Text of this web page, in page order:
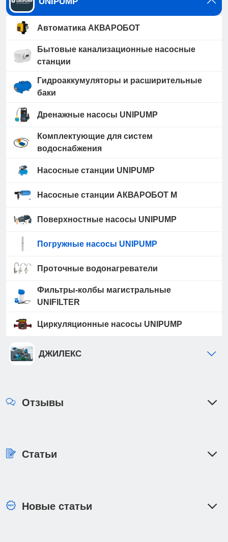
Автоматика АКВАРОБОТ
Бытовые канализационные насосные
станции
Гидроаккумуляторы и расширительные
баки
Дренажные насосы UNIPUMP
Комплектующие для систем
водоснабжения
Насосные станции UNIPUMP
Насосные станции АКВАРОБОТ М
Поверхностные насосы UNIPUMP
Погружные насосы UNIPUMP
Проточные водонагреватели
Фильтры-колбы магистральные
UNIFILTER
Циркуляционные насосы UNIPUMP
ДЖИЛЕКС
Отзывы
Статьи
Новые статьи